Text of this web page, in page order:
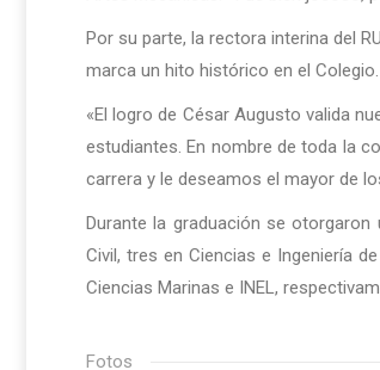
Por su parte, la rectora interina del
marca un hito histórico en el Colegio.
«El logro de César Augusto valida
estudiantes. En nombre de toda la
carrera y le deseamos el mayor de
Durante la graduación se
Civil, tres en Ciencias e Ingeniería
Ciencias Marinas e INEL,
Fotos